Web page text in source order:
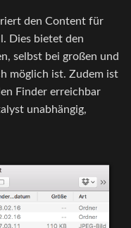
den Content für
Dies bietet den
selbst bei großen und
möglich ist. Zudem ist
Finder erreichbar
unabhängig,